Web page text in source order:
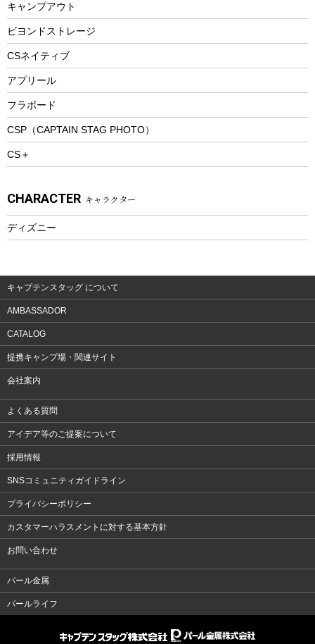
スノーシュー
防寒ウェア
トレッキング
トレッキングステッキ
トレッキングアクセサリー
プレイグッズ
ウェルネス
ウェア、タオル
ウェア
キャンプアウト
ビヨンドストレージ
CSネイティブ
アプリール
フラボード
CSP（CAPTAIN STAG PHOTO）
CS＋
CHARACTER キャラクター
ディズニー
キャプテンスタッグ について
AMBASSADOR
CATALOG
提携キャンプ場・関連サイト
会社案内
よくある質問
アイデア等のご提案について
採用情報
SNSコミュニティガイドライン
プライバシーポリシー
カスタマーハラスメントに対する基本方針
お問い合わせ
パール金属
パールライフ